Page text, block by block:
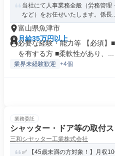
当社にて人事業務全般（労務管
など）をお任せいたします。係長
富山県魚津市
月給35万円以上
必要な経験・能力等 【必須】
を有する方 ■柔軟性があり、...
業界未経験歓迎 +4個
業務委託
シャッター・ドア等の取付
三和シヤッター工業株式会社
✅ 【45歳未満の方対象！】月収